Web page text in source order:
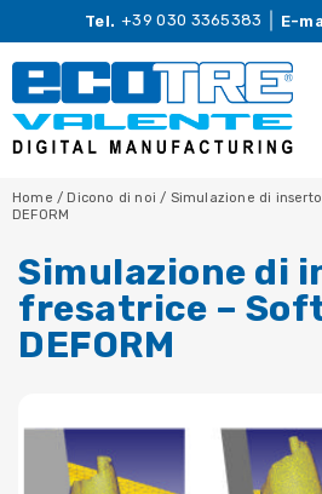
Tel. +39 030 3365383 E-
Home / Dicono di noi/ Simulazione di
DEFORM
Simulazione di
fresatrice –
DEFORM